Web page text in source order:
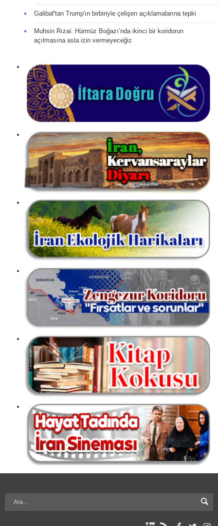
Galibaf'tan Trump'ın birbiriyle çelişen açıklamalarına tepki
Muhsin Rızai: Hürmüz Boğazı’nda ikinci bir koridorun
açılmasına asla izin vermeyeceğiz